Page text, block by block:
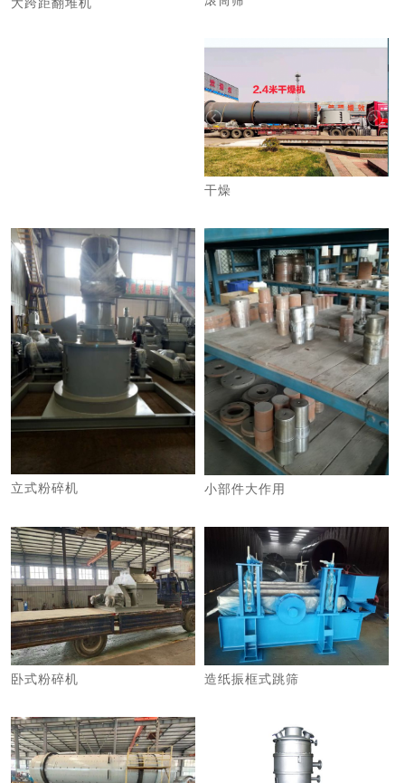
大跨距翻堆机
干燥
立式粉碎机 小部件大作用
卧式粉碎机 造纸振框式跳筛